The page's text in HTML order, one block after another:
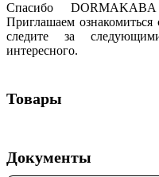
Спасибо
Приглашаем
следите за
интересного.
Товары
Документы